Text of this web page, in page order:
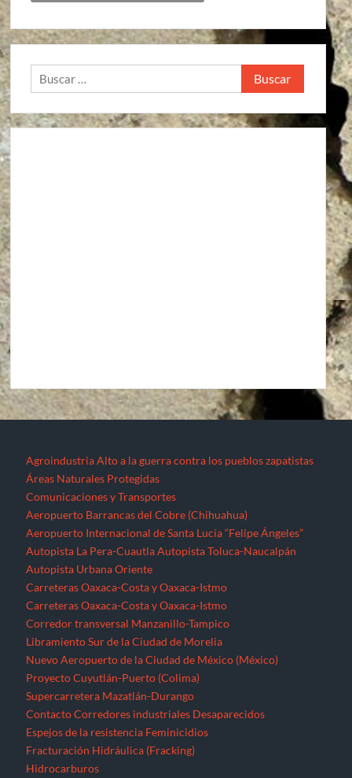
Buscar:
Agroindustria Alto a la guerra contra los pueblos zapatistas
Áreas Naturales Protegidas
Comunicaciones y Transportes
Aeropuerto Barrancas del Cobre (Chihuahua)
Aeropuerto Internacional de Santa Lucía “Felipe Ángeles”
Autopista La Pera-Cuautla Autopista Toluca-Naucalpán
Autopista Urbana Oriente
Carreteras Oaxaca-Costa y Oaxaca-Istmo
Carreteras Oaxaca-Costa y Oaxaca-Istmo
Corredor transversal Manzanillo-Tampico
Libramiento Sur de la Ciudad de Morelia
Nuevo Aeropuerto de la Ciudad de México (México)
Proyecto Cuyutlán-Puerto (Colima)
Supercarretera Mazatlán-Durango
Contacto Corredores industriales Desaparecidos
Espejos de la resistencia Feminicidios
Fracturación Hidráulica (Fracking)
Hidrocarburos